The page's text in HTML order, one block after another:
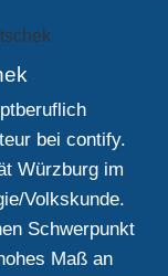
bei contify.
Würzburg im
Volkskunde.
Schwerpunkt
Maß an